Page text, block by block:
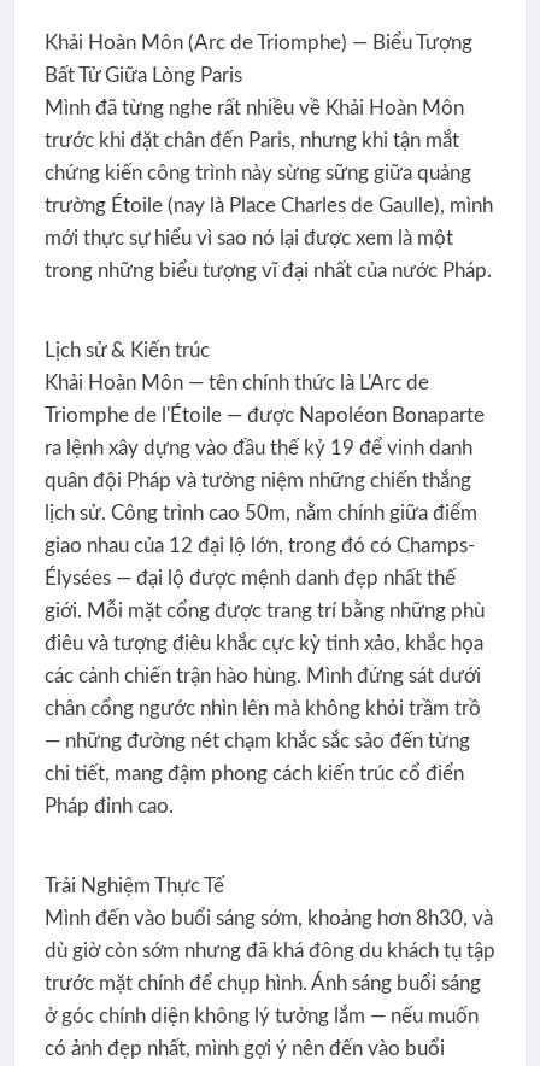
Khải Hoàn Môn (Arc de Triomphe) — Biểu Tượng
Bất Tử Giữa Lòng Paris
Mình đã từng nghe rất nhiều về Khải Hoàn Môn
trước khi đặt chân đến Paris, nhưng khi tận mắt
chứng kiến công trình này sừng sững giữa quảng
trường Étoile (nay là Place Charles de Gaulle), mình
mới thực sự hiểu vì sao nó lại được xem là một
trong những biểu tượng vĩ đại nhất của nước Pháp.
Lịch sử & Kiến trúc
Khải Hoàn Môn — tên chính thức là L'Arc de
Triomphe de l'Étoile — được Napoléon Bonaparte
ra lệnh xây dựng vào đầu thế kỷ 19 để vinh danh
quân đội Pháp và tưởng niệm những chiến thắng
lịch sử. Công trình cao 50m, nằm chính giữa điểm
giao nhau của 12 đại lộ lớn, trong đó có Champs-
Élysées — đại lộ được mệnh danh đẹp nhất thế
giới. Mỗi mặt cổng được trang trí bằng những phù
điêu và tượng điêu khắc cực kỳ tinh xảo, khắc họa
các cảnh chiến trận hào hùng. Mình đứng sát dưới
chân cổng ngước nhìn lên mà không khỏi trầm trồ
— những đường nét chạm khắc sắc sảo đến từng
chi tiết, mang đậm phong cách kiến trúc cổ điển
Pháp đỉnh cao.
Trải Nghiệm Thực Tế
Mình đến vào buổi sáng sớm, khoảng hơn 8h30, và
dù giờ còn sớm nhưng đã khá đông du khách tụ tập
trước mặt chính để chụp hình. Ánh sáng buổi sáng
ở góc chính diện không lý tưởng lắm — nếu muốn
có ảnh đẹp nhất, mình gợi ý nên đến vào buổi